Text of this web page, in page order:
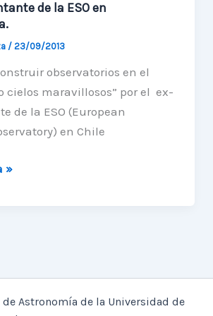
de la ESO en
/ 23/09/2013
observatorios en el
cielos maravillosos” por el ex-
de la ESO (European
en Chile
»
Astronomía de la Universidad de